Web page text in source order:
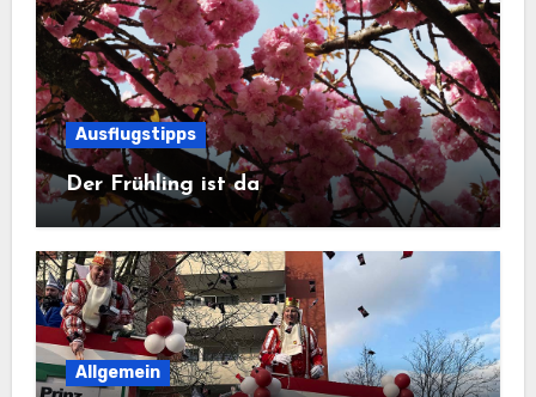
Ausflugstipps
Der Frühling ist da
Allgemein